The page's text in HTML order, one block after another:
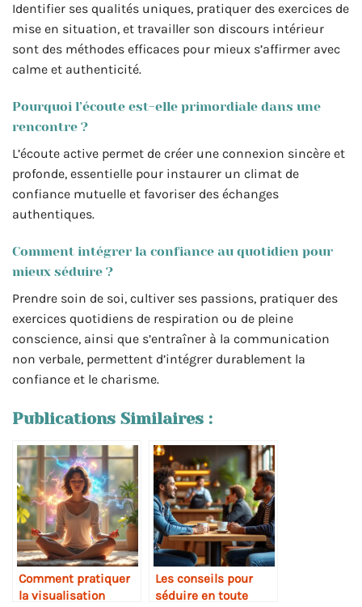
Identifier ses qualités uniques, pratiquer des exercices de
mise en situation, et travailler son discours intérieur
sont des méthodes efficaces pour mieux s’affirmer avec
calme et authenticité.
Pourquoi l’écoute est-elle primordiale dans une
rencontre ?
L’écoute active permet de créer une connexion sincère et
profonde, essentielle pour instaurer un climat de
confiance mutuelle et favoriser des échanges
authentiques.
Comment intégrer la confiance au quotidien pour
mieux séduire ?
Prendre soin de soi, cultiver ses passions, pratiquer des
exercices quotidiens de respiration ou de pleine
conscience, ainsi que s’entraîner à la communication
non verbale, permettent d’intégrer durablement la
confiance et le charisme.
Publications Similaires :
Comment pratiquer
la visualisation
Les conseils pour
séduire en toute